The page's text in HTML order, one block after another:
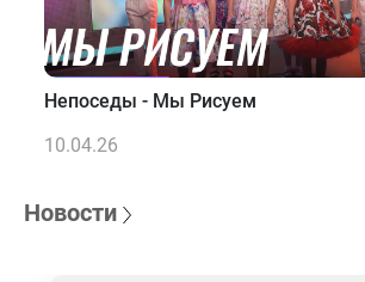
Непоседы - Мы Рисуем
10.04.26
Новости